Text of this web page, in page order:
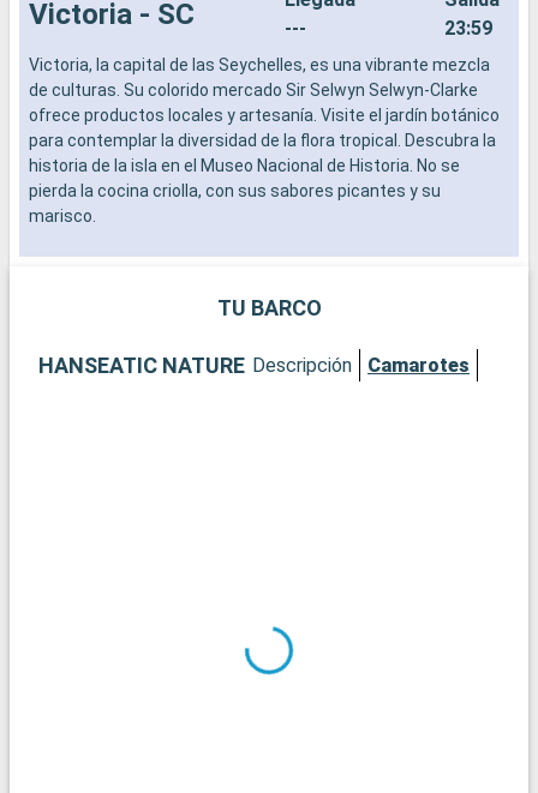
Victoria - SC
---
23:59
Victoria, la capital de las Seychelles, es una vibrante mezcla
de culturas. Su colorido mercado Sir Selwyn Selwyn-Clarke
ofrece productos locales y artesanía. Visite el jardín botánico
para contemplar la diversidad de la flora tropical. Descubra la
historia de la isla en el Museo Nacional de Historia. No se
pierda la cocina criolla, con sus sabores picantes y su
marisco.
TU BARCO
HANSEATIC NATURE Descripción Camarotes